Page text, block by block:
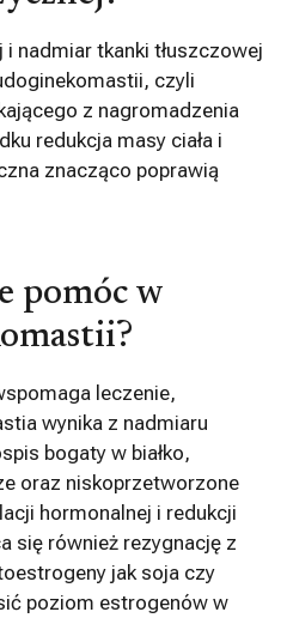
nadmiar tkanki tłuszczowej
czyli
z nagromadzenia
redukcja masy ciała i
znacząco poprawią
pomóc w
leczenie,
wynika z nadmiaru
bogaty w białko,
oraz niskoprzetworzone
hormonalnej i redukcji
się również rezygnację z
jak soja czy
poziom estrogenów w